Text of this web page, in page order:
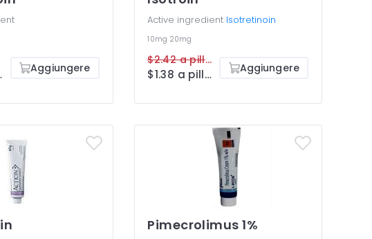
Aggiungere
Active ingredient Isotretinoin
10mg 20mg
$2.42 a pillola
$1.38 a pillola Aggiungere
Pimecrolimus 1%